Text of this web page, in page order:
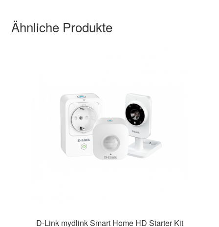
Ähnliche Produkte
D-Link mydlink Smart Home HD Starter Kit